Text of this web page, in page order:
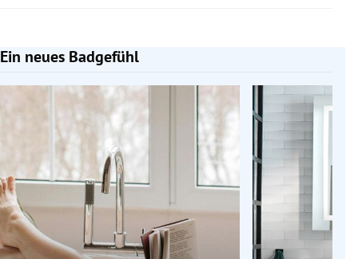
Ein neues Badgefühl
Slide 1 von 5